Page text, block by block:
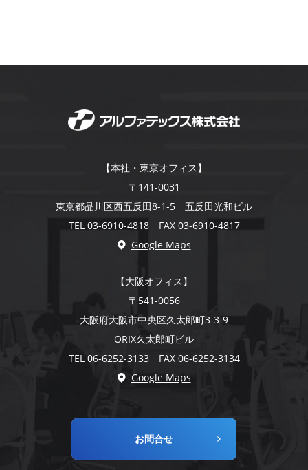
【本社・東京オフィス】
〒141-0031
東京都品川区西五反田8-1-5 五反田光和ビル
TEL 03-6910-4818 FAX 03-6910-4817
Google Maps
【大阪オフィス】
〒541-0056
大阪府大阪市中央区久太郎町3-3-9
ORIX久太郎町ビル
TEL 06-6252-3133 FAX 06-6252-3134
Google Maps
お問合せ